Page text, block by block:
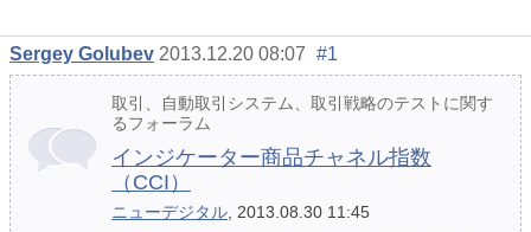
Sergey Golubev 2013.12.20 08:07 #1
取引、自動取引システム、取引戦略のテストに関す
るフォーラム
インジケーター商品チャネル指数
（CCI）
ニューデジタル , 2013.08.30 11:45